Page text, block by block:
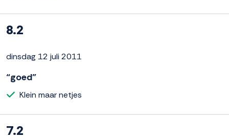
8.2
dinsdag 12 juli 2011
“goed”
Klein maar netjes
7.2